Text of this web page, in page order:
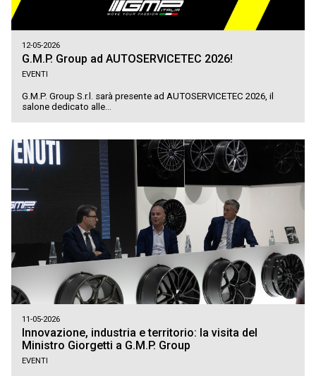
12-05-2026
G.M.P. Group ad AUTOSERVICETEC 2026!
EVENTI
G.M.P. Group S.r.l. sarà presente ad AUTOSERVICETEC 2026, il
salone dedicato alle...
11-05-2026
Innovazione, industria e territorio: la visita del
Ministro Giorgetti a G.M.P. Group
EVENTI